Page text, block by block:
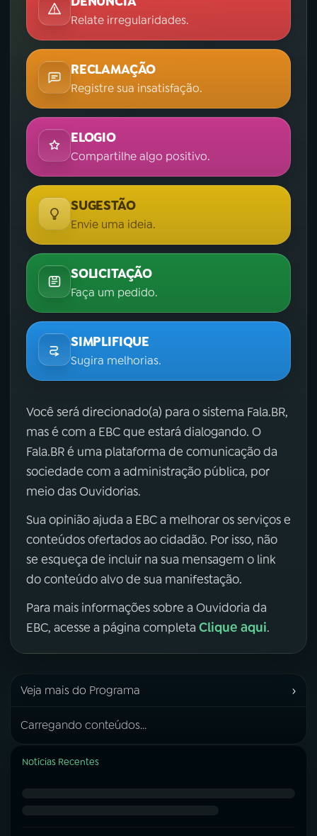
Relate irregularidades.
RECLAMAÇÃO
Registre sua insatisfação.
ELOGIO
Compartilhe algo positivo.
SUGESTÃO
Envie uma ideia.
SOLICITAÇÃO
Faça um pedido.
SIMPLIFIQUE
Sugira melhorias.
Você será direcionado(a) para o sistema Fala.BR,
mas é com a EBC que estará dialogando. O
Fala.BR é uma plataforma de comunicação da
sociedade com a administração pública, por
meio das Ouvidorias.
Sua opinião ajuda a EBC a melhorar os serviços e
conteúdos ofertados ao cidadão. Por isso, não
se esqueça de incluir na sua mensagem o link
do conteúdo alvo de sua manifestação.
Para mais informações sobre a Ouvidoria da
EBC, acesse a página completa Clique aqui.
Veja mais do Programa ›
Carregando conteúdos...
Notícias Recentes